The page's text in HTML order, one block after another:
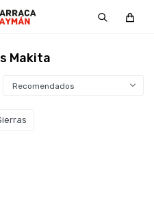
Makita
Recomendados